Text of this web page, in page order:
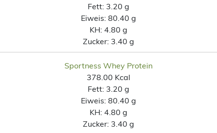
Fett: 3.20 g
Eiweis: 80.40 g
KH: 4.80 g
Zucker: 3.40 g
Sportness Whey Protein
378.00 Kcal
Fett: 3.20 g
Eiweis: 80.40 g
KH: 4.80 g
Zucker: 3.40 g